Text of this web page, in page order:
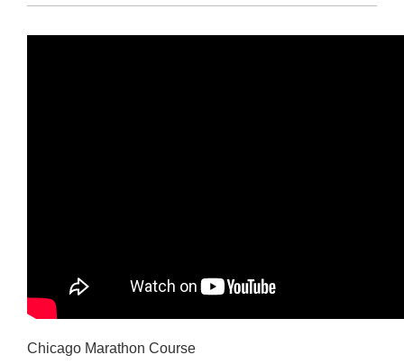
Chicago Marathon Course